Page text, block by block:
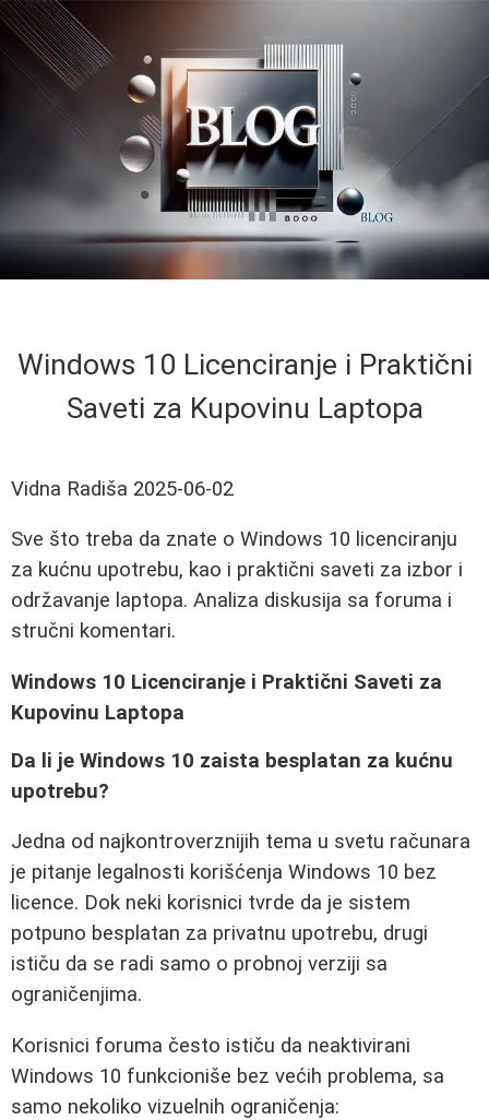
Windows 10 Licenciranje i Praktični
Saveti za Kupovinu Laptopa
Vidna Radiša 2025-06-02
Sve što treba da znate o Windows 10 licenciranju
za kućnu upotrebu, kao i praktični saveti za izbor i
održavanje laptopa. Analiza diskusija sa foruma i
stručni komentari.
Windows 10 Licenciranje i Praktični Saveti za
Kupovinu Laptopa
Da li je Windows 10 zaista besplatan za kućnu
upotrebu?
Jedna od najkontroverznijih tema u svetu računara
je pitanje legalnosti korišćenja Windows 10 bez
licence. Dok neki korisnici tvrde da je sistem
potpuno besplatan za privatnu upotrebu, drugi
ističu da se radi samo o probnoj verziji sa
ograničenjima.
Korisnici foruma često ističu da neaktivirani
Windows 10 funkcioniše bez većih problema, sa
samo nekoliko vizuelnih ograničenja: